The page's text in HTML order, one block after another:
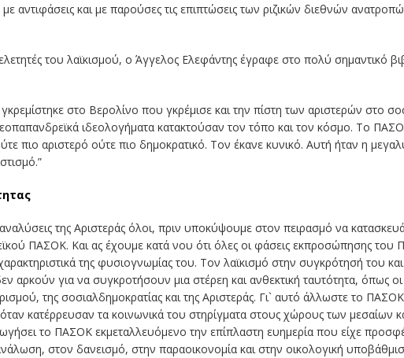
αντιφάσεις και με παρούσες τις επιπτώσεις των ριζικών διεθνών
του λαϊκισμού, ο Άγγελος Ελεφάντηςέγραφε στο πολύ σημαντικό
στο Βερολίνο που γκρέμισε και την πίστη των αριστερών στο
ιδεολογήματα κατακτούσαν τον τόπο και τον κόσμο. Το
πιο αριστερό ούτε πιο δημοκρατικό. Τον έκανε κυνικό. Αυτή ήταν η
της Αριστεράς όλοι, πριν υποκύψουμε στον πειρασμό να
ΠΑΣΟΚ. Και ας έχουμε κατά νου ότι όλες οι φάσεις εκπροσώπησης
της φυσιογνωμίας του. Τον λαϊκισμό στην συγκρότησή του
αρκούν για να συγκροτήσουν μια στέρεη και ανθεκτική ταυτότητα, όπως οι
της σοσιαλδημοκρατίας και της Αριστεράς. Γι` αυτό άλλωστε το
κατέρρευσαν τα κοινωνικά του στηρίγματα στους χώρους των μεσαίων
το ΠΑΣΟΚ εκμεταλλευόμενο την επίπλαστη ευημερία που είχε
στον δανεισμό, στην παραοικονομία και στην οικολογική